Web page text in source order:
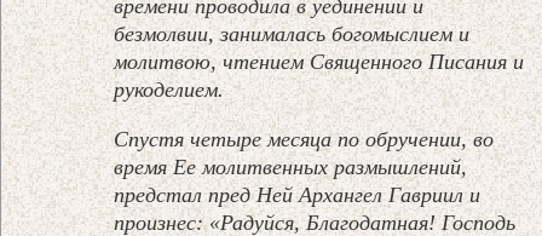
времени проводила в уединении и
безмолвии, занималась богомыслием и
молитвою, чтением Священного Писания и
рукоделием.
Спустя четыре месяца по обручении, во
время Ее молитвенных размышлений,
предстал пред Ней Архангел Гавриил и
произнес: «Радуйся, Благодатная! Господь